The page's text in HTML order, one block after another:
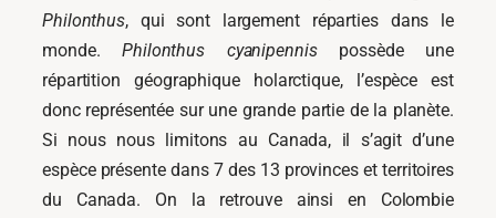
Philonthus, qui sont largement réparties dans le
monde.Philonthus cyanipennis possède une
répartition géographique holarctique, l’espèce est
donc représentée sur une grande partie de la planète.
Si nous nous limitons au Canada, il s’agit d’une
espèce présente dans 7 des 13 provinces et territoires
du Canada. On la retrouve ainsi en Colombie